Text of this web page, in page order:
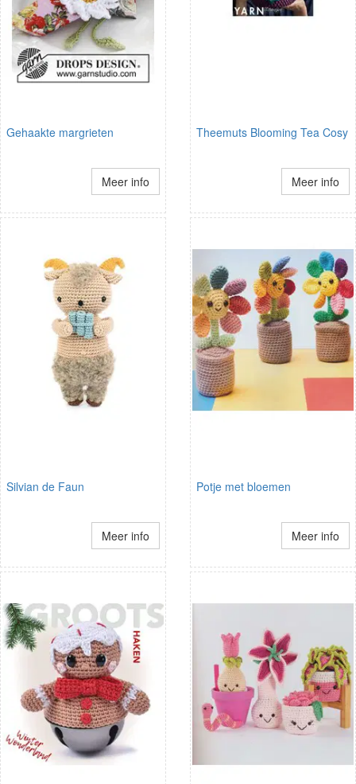
Gehaakte margrieten
Meer info
Theemuts Blooming Tea Cosy
Meer info
Silvian de Faun
Meer info
Potje met bloemen
Meer info